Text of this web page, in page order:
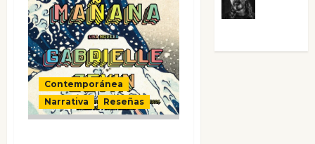
Contemporánea
Narrativa
Reseñas